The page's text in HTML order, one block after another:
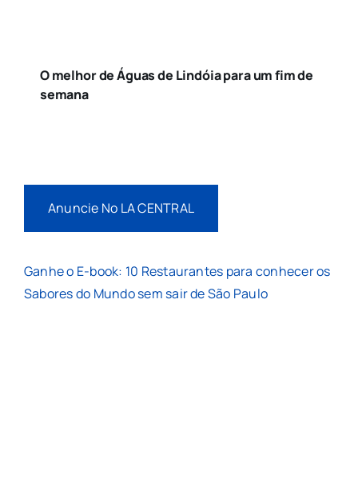
O melhor de Águas de Lindóia para um fim de
semana
Anuncie No LA CENTRAL
Ganhe o E-book: 10 Restaurantes para conhecer os
Sabores do Mundo sem sair de São Paulo